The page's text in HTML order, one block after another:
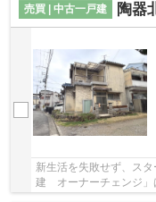
売買 | 中古一戸建 陶器
新生活を失敗せず、ス
建 オーナーチェンジ」